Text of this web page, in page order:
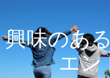
興味のあ
エン